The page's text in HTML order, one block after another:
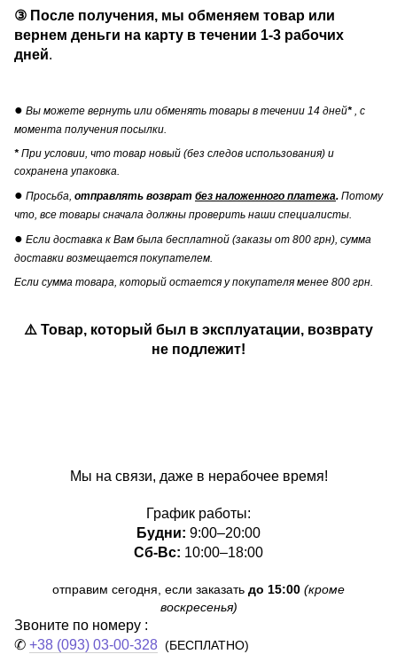
③ После получения, мы обменяем товар или
вернем деньги на карту в течении 1-3 рабочих
дней.
● Вы можете вернуть или обменять товары в течении 14 дней* , с
момента получения посылки.
* При условии, что товар новый (без следов использования) и
сохранена упаковка.
● Просьба, отправлять возврат без наложенного платежа. Потому
что, все товары сначала должны проверить наши специалисты.
● Если доставка к Вам была бесплатной (заказы от 800 грн), сумма
доставки возмещается покупателем.
Если сумма товара, который остается у покупателя менее 800 грн.
⚠️ Товар, который был в эксплуатации, возврату
не подлежит!
Мы на связи, даже в нерабочее время!
График работы:
Будни: 9:00–20:00
Сб-Вс: 10:00–18:00
отправим сегодня, если заказать до 15:00 (кроме
воскресенья)
Звоните по номеру :
✆ +38 (093) 03-00-328 (БЕСПЛАТНО)